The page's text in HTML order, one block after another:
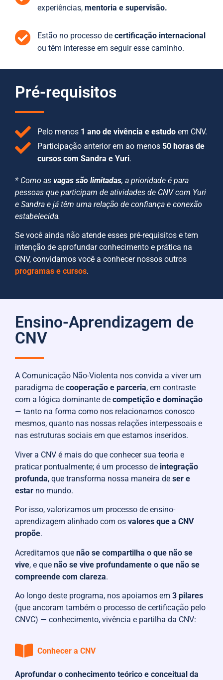
experiências, mentoria e supervisão.
Estão no processo de certificação internacional
ou têm interesse em seguir esse caminho.
Pré-requisitos
Pelo menos 1 ano de vivência e estudo em CNV.
Participação anterior em ao menos 50 horas de
cursos com Sandra e Yuri.
* Como as vagas são limitadas, a prioridade é para
pessoas que participam de atividades de CNV com Yuri
e Sandra e já têm uma relação de confiança e conexão
estabelecida.
Se você ainda não atende esses pré-requisitos e tem
intenção de aprofundar conhecimento e prática na
CNV, convidamos você a conhecer nossos outros
programas e cursos.
Ensino-Aprendizagem de
CNV
A Comunicação Não-Violenta nos convida a viver um
paradigma de cooperação e parceria, em contraste
com a lógica dominante de competição e dominação
— tanto na forma como nos relacionamos conosco
mesmos, quanto nas nossas relações interpessoais e
nas estruturas sociais em que estamos inseridos.
Viver a CNV é mais do que conhecer sua teoria e
praticar pontualmente; é um processo de integração
profunda, que transforma nossa maneira de ser e
estar no mundo.
Por isso, valorizamos um processo de ensino-
aprendizagem alinhado com os valores que a CNV
propõe.
Acreditamos que não se compartilha o que não se
vive, e que não se vive profundamente o que não se
compreende com clareza.
Ao longo deste programa, nos apoiamos em 3 pilares
(que ancoram também o processo de certificação pelo
CNVC) — conhecimento, vivência e partilha da CNV:
Conhecer a CNV
Aprofundar o conhecimento teórico e conceitual da